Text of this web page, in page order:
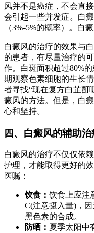
风并不是癌症，不会直
会引起一些并发症。白
（3%-5%的概率）。白
白癜风的治疗的效果与
的患者，有尽量治疗的
作。白斑面积超过80%
期观察色素细胞的生长
者寻找“现在复方白芷酊
癜风的方法。但是，白
心和坚持。
四、白癜风的辅助
白癜风的治疗不仅仅依
护理，才能取得更好的
医嘱：
饮食： 饮食上应注
C(注意摄入量)，
黑色素的合成。
防晒： 夏季太阳中